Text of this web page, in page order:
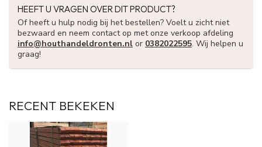
HEEFT U VRAGEN OVER DIT PRODUCT?
Of heeft u hulp nodig bij het bestellen? Voelt u zicht niet
bezwaard en neem contact op met onze verkoop afdeling
info@houthandeldronten.nl or 0382022595. Wij helpen u
graag!
RECENT BEKEKEN